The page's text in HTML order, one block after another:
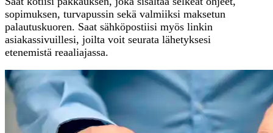
sopimuksen, turvapussin sekä valmiiksi maksetun
palautuskuoren. Saat sähköpostiisi myös linkin
asiakassivuillesi, joilta voit seurata lähetyksesi
etenemistä reaaliajassa.